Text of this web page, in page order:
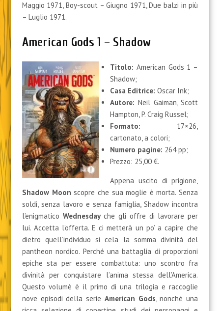
Maggio 1971, Boy-scout – Giugno 1971, Due balzi in più
– Luglio 1971.
American Gods 1 – Shadow
Titolo: American Gods 1 –
Shadow;
Casa Editrice: Oscar Ink;
Autore: Neil Gaiman, Scott
Hampton, P. Craig Russel;
Formato: 17×26,
cartonato, a colori;
Numero pagine: 264 pp;
Prezzo: 25,00 €.
Appena uscito di prigione,
Shadow Moon scopre che sua moglie è morta. Senza
soldi, senza lavoro e senza famiglia, Shadow incontra
l’enigmatico Wednesdayche gli offre di lavorare per
lui. Accetta l’offerta. E ci metterà un po’ a capire che
dietro quell’individuo si cela la somma divinità del
pantheon nordico. Perché una battaglia di proporzioni
epiche sta per essere combattuta: uno scontro fra
divinità per conquistare l’anima stessa dell’America.
Questo volumè è il primo di una trilogia e raccoglie
nove episodi della serie American Gods, nonché una